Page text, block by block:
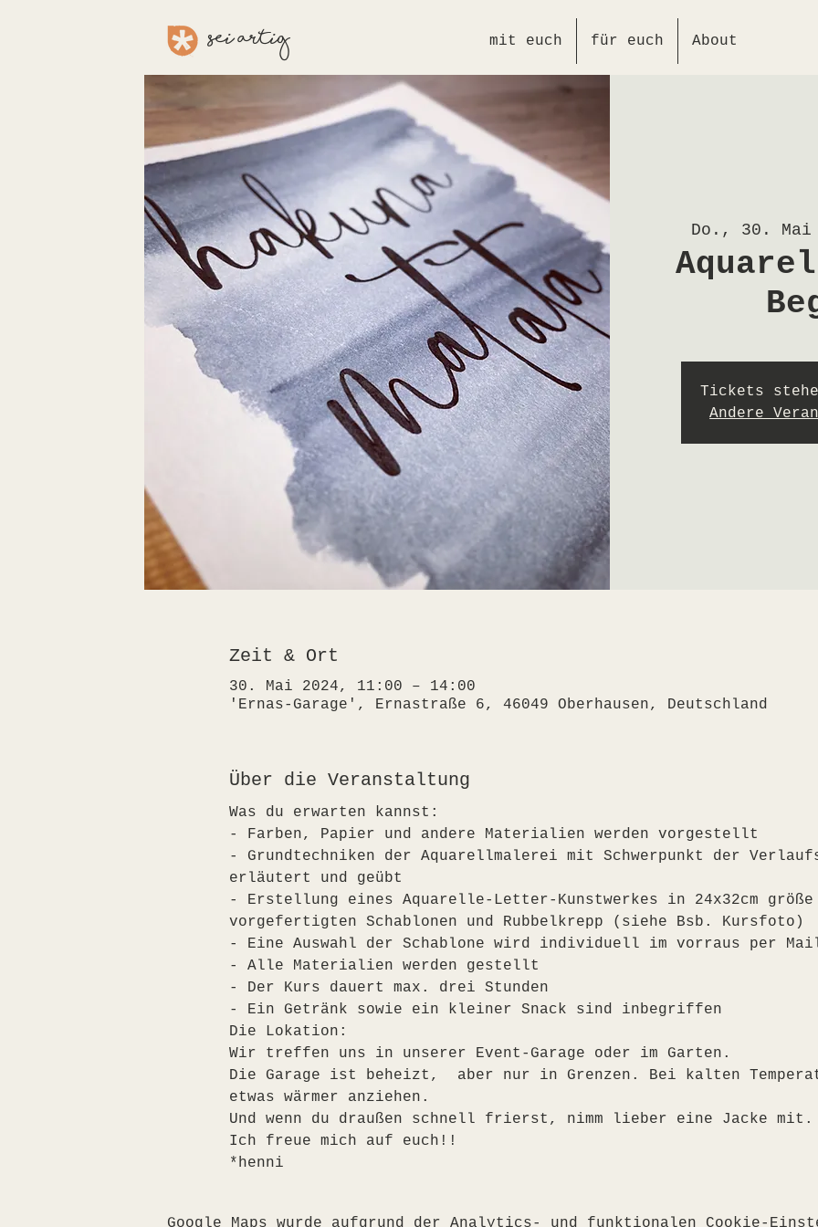
mit euch für euch About
sei aRTig
Do., 30. Mai
Tickets
Andere
Zeit & Ort
30. Mai 2024, 11:00 – 14:00
'Ernas-Garage', Ernastraße 6, 46049 Oberhausen, Deutschland
Über die Veranstaltung
Was du erwarten kannst:
- Farben, Papier und andere Materialien werden vorgestellt
- Grundtechniken der Aquarellmalerei mit Schwerpunkt der
erläutert und geübt
- Erstellung eines Aquarelle-Letter-Kunstwerkes in 24x32cm
vorgefertigten Schablonen und Rubbelkrepp (siehe Bsb. Kursfoto)
- Eine Auswahl der Schablone wird individuell im vorraus per Mail
- Alle Materialien werden gestellt
- Der Kurs dauert max. drei Stunden
- Ein Getränk sowie ein kleiner Snack sind inbegriffen
Die Lokation:
Wir treffen uns in unserer Event-Garage oder im Garten.
Die Garage ist beheizt,  aber nur in Grenzen. Bei kalten
etwas wärmer anziehen.
Und wenn du draußen schnell frierst, nimm lieber eine Jacke mit.
Ich freue mich auf euch!!
*henni
Google Maps wurde aufgrund der Analytics- und funktionalen Cookie-